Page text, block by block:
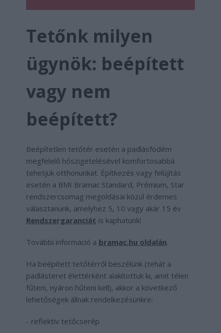
Tetőnk milyen
ügynök: beépített
vagy nem
beépített?
Beépítetlen tetőtér esetén a padlásfödém
megfelelő hőszigetelésével komfortosabbá
tehetjük otthonunkat. Építkezés vagy felújítás
esetén a BMI Bramac Standard, Prémium, Star
rendszercsomag megoldásai közül érdemes
választanunk, amelyhez 5, 10 vagy akár 15 év
Rendszergaranciát is kaphatunk!
További információ a bramac.hu oldalán.
Ha beépített tetőtérről beszélünk (tehát a
padlásteret élettérként alakítottuk ki, amit télen
fűteni, nyáron hűteni kell), akkor a következő
lehetőségek állnak rendelkezésünkre:
- reflektív tetőcserép